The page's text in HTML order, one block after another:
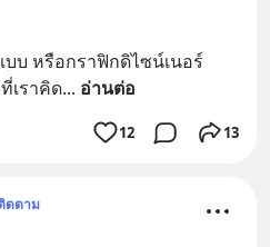
บ หรือกราฟิกดิไซน์เนอร์
เราคิด... อ่านต่อ
12 13
ดตาม